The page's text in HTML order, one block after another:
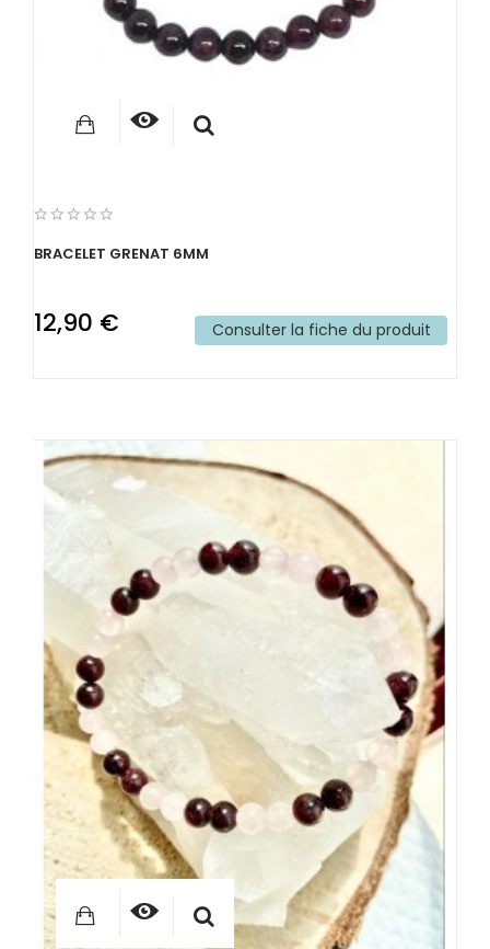
BRACELET GRENAT 6MM
12,90 € Consulter la fiche du produit